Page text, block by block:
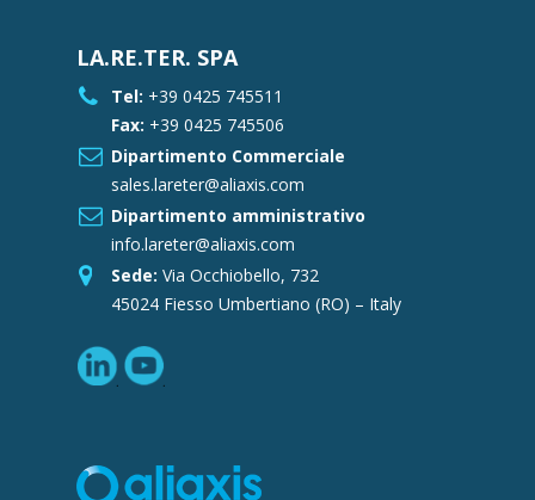
LA.RE.TER. SPA
Tel: +39 0425 745511
Fax: +39 0425 745506
Dipartimento Commerciale
sales.lareter@aliaxis.com
Dipartimento amministrativo
info.lareter@aliaxis.com
Sede: Via Occhiobello, 732
45024 Fiesso Umbertiano (RO) – Italy